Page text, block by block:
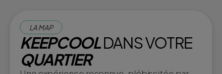
LA MAP
KEEPCOOLDANS VOTRE
QUARTIER